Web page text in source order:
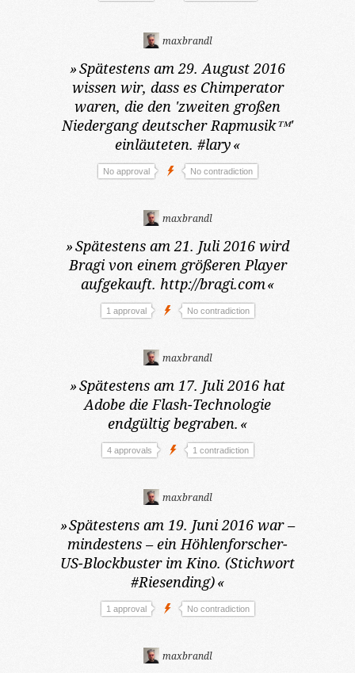
maxbrandl
»Spätestens am 29. August 2016
wissen wir, dass es Chimperator
waren, die den 'zweiten großen
Niedergang deutscher Rapmusik™'
einläuteten. #lary«
No approval No contradiction
maxbrandl
»Spätestens am 21. Juli 2016 wird
Bragi von einem größeren Player
aufgekauft. http://bragi.com«
1 approval No contradiction
maxbrandl
»Spätestens am 17. Juli 2016 hat
Adobe die Flash-Technologie
endgültig begraben. «
4 approvals 1 contradiction
maxbrandl
»Spätestens am 19. Juni 2016 war –
mindestens – ein Höhlenforscher-
US-Blockbuster im Kino. (Stichwort
#Riesending)«
1 approval No contradiction
maxbrandl